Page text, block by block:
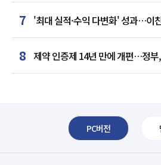
7 '최대 실적·수익 다변화' 성과…이
말년 성장 박차
8 제약 인증제 14년 만에 개편…정
PC버전